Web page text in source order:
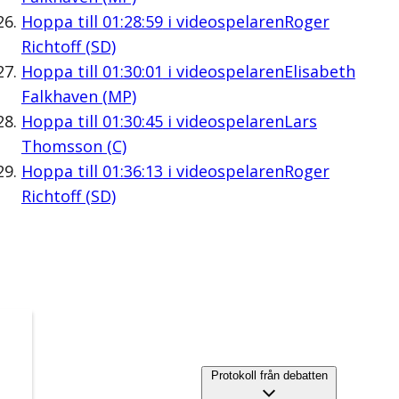
Hoppa till 01:28:59i videospelarenRoger
Richtoff (SD)
Hoppa till 01:30:01 i videospelarenElisabeth
Falkhaven (MP)
Hoppa till 01:30:45i videospelarenLars
Thomsson (C)
Hoppa till 01:36:13 i videospelarenRoger
Richtoff (SD)
Protokoll från debatten